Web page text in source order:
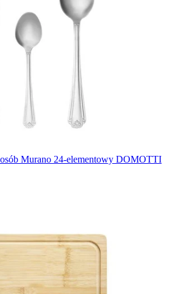
Murano 24-elementowy DOMOTTI